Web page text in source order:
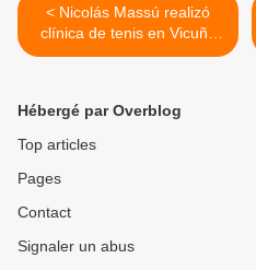
< Nicolás Massú realizó
clínica de tenis en Vicuña
(19/12/2012)
Hébergé par Overblog
Top articles
Pages
Contact
Signaler un abus